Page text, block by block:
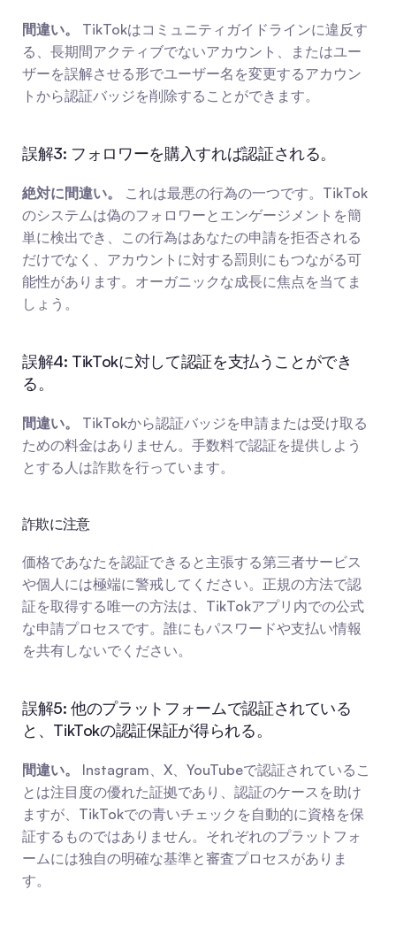
間違い。
TikTokはコミュニティガイドラインに違反す
る、長期間アクティブでないアカウント、またはユー
ザーを誤解させる形でユーザー名を変更するアカウン
トから認証バッジを削除することができます。
誤解3: フォロワーを購入すれば認証される。
絶対に間違い。
これは最悪の行為の一つです。TikTok
のシステムは偽のフォロワーとエンゲージメントを簡
単に検出でき、この行為はあなたの申請を拒否される
だけでなく、アカウントに対する罰則にもつながる可
能性があります。オーガニックな成長に焦点を当てま
しょう。
誤解4: TikTokに対して認証を支払うことができ
る。
間違い。
TikTokから認証バッジを申請または受け取る
ための料金はありません。手数料で認証を提供しよう
とする人は詐欺を行っています。
詐欺に注意
価格であなたを認証できると主張する第三者サービス
や個人には極端に警戒してください。正規の方法で認
証を取得する唯一の方法は、TikTokアプリ内での公式
な申請プロセスです。誰にもパスワードや支払い情報
を共有しないでください。
誤解5: 他のプラットフォームで認証されている
と、TikTokの認証保証が得られる。
間違い。
Instagram、X、YouTubeで認証されているこ
とは注目度の優れた証拠であり、認証のケースを助け
ますが、TikTokでの青いチェックを自動的に資格を保
証するものではありません。それぞれのプラットフォ
ームには独自の明確な基準と審査プロセスがありま
す。